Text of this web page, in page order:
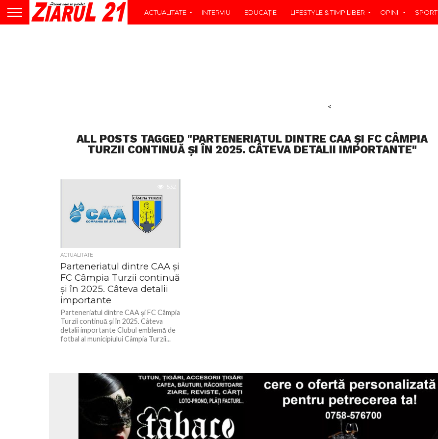
ACTUALITATE INTERVIU EDUCAŢIE LIFESTYLE & TIMP LIBER OPINII SPORT
<
ALL POSTS TAGGED "PARTENERIATUL DINTRE CAA ȘI FC CÂMPIA
TURZII CONTINUĂ ȘI ÎN 2025. CÂTEVA DETALII IMPORTANTE"
532
ACTUALITATE
Parteneriatul dintre CAA și
FC Câmpia Turzii continuă
și în 2025. Câteva detalii
importante
Parteneriatul dintre CAA și FC Câmpia
Turzii continuă și în 2025. Câteva
detalii importante Clubul emblemă de
fotbal al municipiului Câmpia Turzii...